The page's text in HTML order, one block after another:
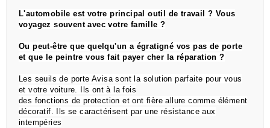
L'automobile est votre principal outil de travail ? Vous
voyagez souvent avec votre famille ?
Ou peut-être que quelqu'un a égratigné vos pas de porte
et que le peintre vous fait payer cher la réparation ?
Les seuils de porte Avisa sont la solution parfaite pour vous
et votre voiture. Ils ont à la fois
des fonctions de protection et ont fière allure comme élément
décoratif. Ils se caractérisent par une résistance aux
intempéries